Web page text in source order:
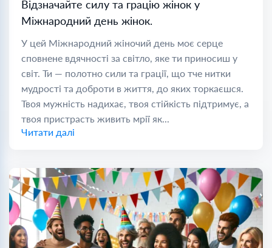
Відзначайте силу та грацію жінок у
Міжнародний день жінок.
У цей Міжнародний жіночий день моє серце
сповнене вдячності за світло, яке ти приносиш у
світ. Ти — полотно сили та грації, що тче нитки
мудрості та доброти в життя, до яких торкаєшся.
Твоя мужність надихає, твоя стійкість підтримує, а
твоя пристрасть живить мрії як...
Читати далі